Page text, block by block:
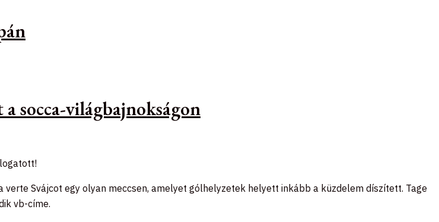
socca-világbajnokságon
Svájcot egy olyan meccsen, amelyet gólhelyzetek helyett inkább a küzdelem díszített. Tage
vb-címe.